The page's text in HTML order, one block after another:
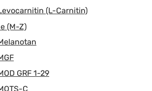
(L-Carnitin)
(M-Z)
GRF 1-29
C